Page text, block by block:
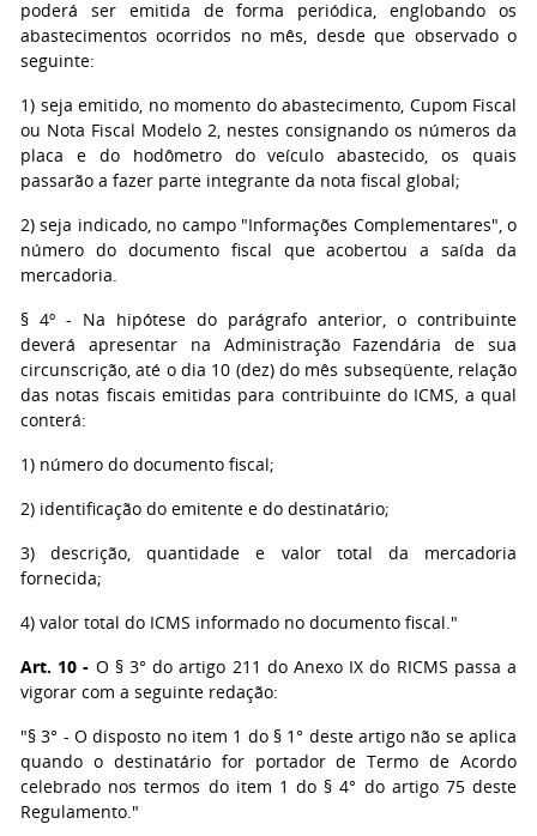
poderá ser emitida de forma periódica, englobando os
abastecimentos ocorridos no mês, desde que observado o
seguinte:
1) seja emitido, no momento do abastecimento, Cupom Fiscal
ou Nota Fiscal Modelo 2, nestes consignando os números da
placa e do hodômetro do veículo abastecido, os quais
passarão a fazer parte integrante da nota fiscal global;
2) seja indicado, no campo "Informações Complementares", o
número do documento fiscal que acobertou a saída da
mercadoria.
§ 4º - Na hipótese do parágrafo anterior, o contribuinte
deverá apresentar na Administração Fazendária de sua
circunscrição, até o dia 10 (dez) do mês subseqüente, relação
das notas fiscais emitidas para contribuinte do ICMS, a qual
conterá:
1) número do documento fiscal;
2) identificação do emitente e do destinatário;
3) descrição, quantidade e valor total da mercadoria
fornecida;
4) valor total do ICMS informado no documento fiscal."
Art. 10 - O § 3° do artigo 211 do Anexo IX do RICMS passa a
vigorar com a seguinte redação:
"§ 3° - O disposto no item 1 do § 1° deste artigo não se aplica
quando o destinatário for portador de Termo de Acordo
celebrado nos termos do item 1 do § 4° do artigo 75 deste
Regulamento."